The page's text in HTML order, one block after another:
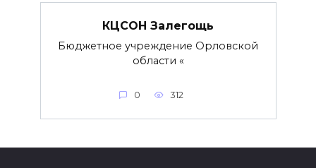
КЦСОН Залегощь
Бюджетное учреждение Орловской
области «
0 312